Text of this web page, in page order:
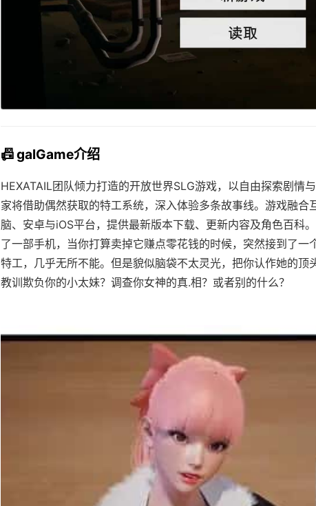
📠 galGame介绍
HEXATAIL团队倾力打造的开放世界SLG游戏，以自由探索剧情
家将借助偶然获取的特工系统，深入体验多条故事线。游戏融合
脑、安卓与iOS平台，提供最新版本下载、更新内容及角色百科
了一部手机，当你打算卖掉它赚点零花钱的时候，突然接到了一
特工，几乎无所不能。但是貌似脑袋不太灵光，把你认作她的顶
教训欺负你的小太妹？调查你女神的真.相？或者别的什么？